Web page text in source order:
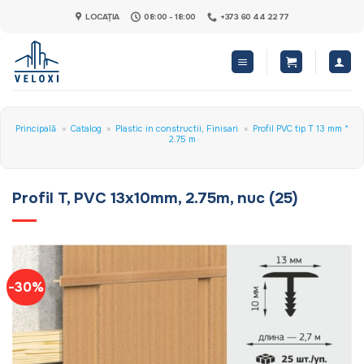
content
LOCAȚIA 08:00 - 18:00 +373 60 44 22 77
Principală » Catalog » Plastic in constructii, Finisari » Profil PVC tip T 13 mm *
2.75 m
Profil T, PVC 13x10mm, 2.75m, nuc (25)
-30%